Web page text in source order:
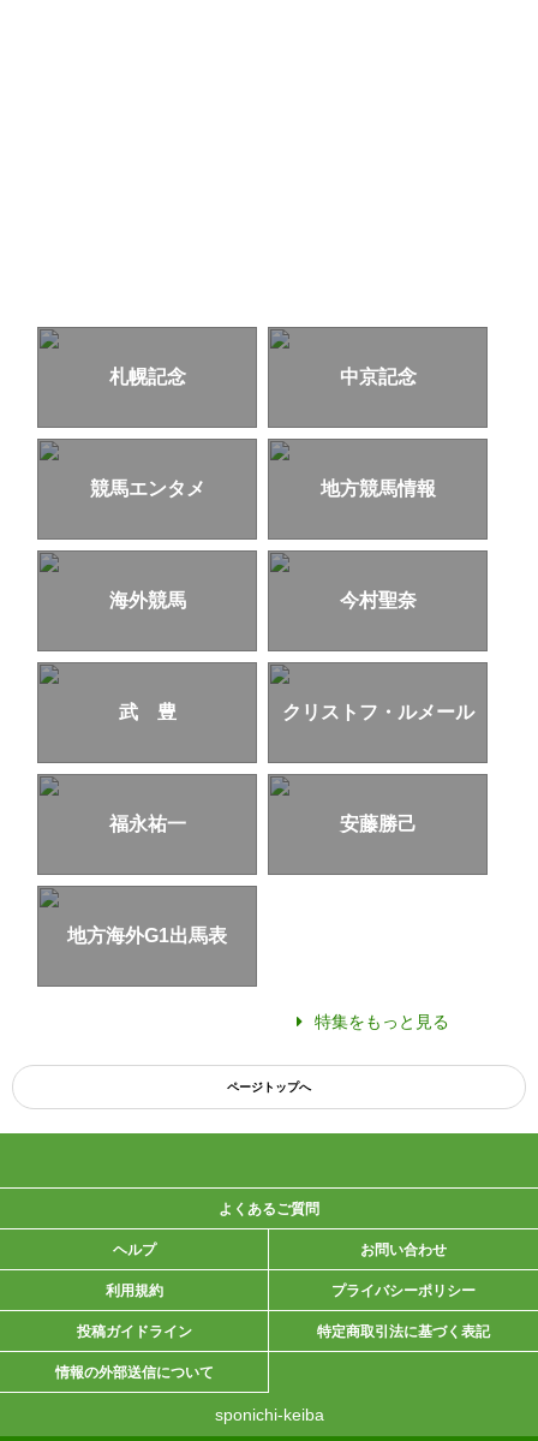
札幌記念 中京記念
競馬エンタメ 地方競馬情報
海外競馬 今村聖奈
武 豊 クリストフ・ルメール
福永祐一 安藤勝己
地方海外G1出馬表
特集をもっと見る
ページトップへ
よくあるご質問
ヘルプ お問い合わせ
利用規約 プライバシーポリシー
投稿ガイドライン 特定商取引法に基づく表記
情報の外部送信について
sponichi-keiba